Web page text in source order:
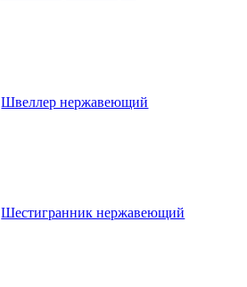
Швеллер нержавеющий
Шестигранник нержавеющий